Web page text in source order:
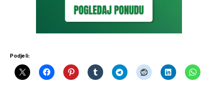
Podjeli: